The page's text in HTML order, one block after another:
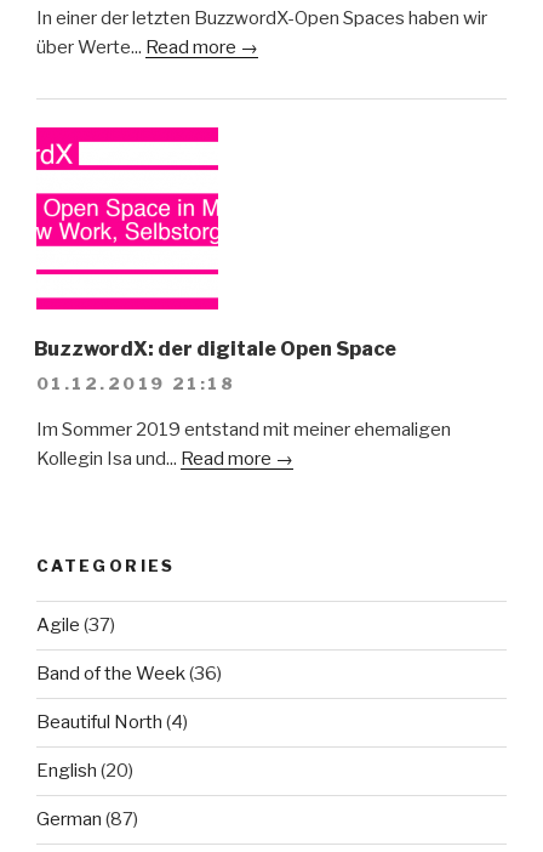
In einer der letzten BuzzwordX-Open Spaces haben wir
über Werte... Read more →
BuzzwordX: der digitale Open Space
01.12.2019 21:18
Im Sommer 2019 entstand mit meiner ehemaligen
Kollegin Isa und... Read more →
CATEGORIES
Agile (37)
Band of the Week(36)
Beautiful North (4)
English (20)
German (87)